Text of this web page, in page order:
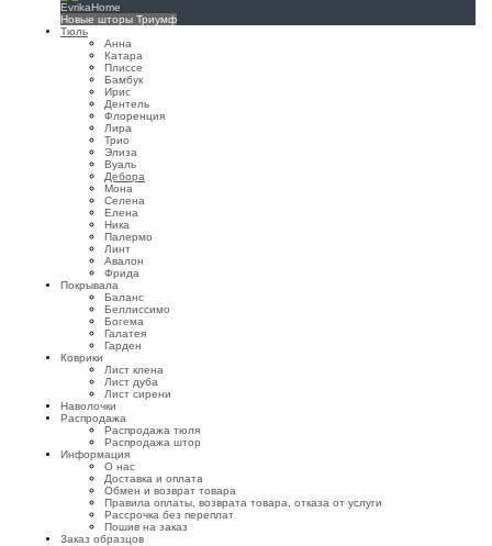
EvrikaHome
Новые шторы Триумф
Тюль
Анна
Катара
Плиссе
Бамбук
Ирис
Дентель
Флоренция
Лира
Трио
Элиза
Вуаль
Дебора
Мона
Селена
Елена
Ника
Палермо
Линт
Авалон
Фрида
Покрывала
Баланс
Беллиссимо
Богема
Галатея
Гарден
Коврики
Лист клена
Лист дуба
Лист сирени
Наволочки
Распродажа
Распродажа тюля
Распродажа штор
Информация
О нас
Доставка и оплата
Обмен и возврат товара
Правила оплаты, возврата товара, отказа от услуги
Рассрочка без переплат
Пошив на заказ
Заказ образцов